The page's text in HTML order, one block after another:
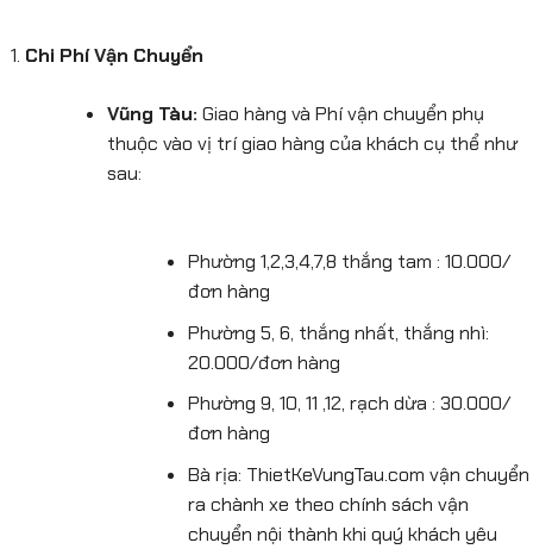
Chi Phí Vận Chuyển
Vũng Tàu: Giao hàng và Phí vận chuyển phụ
thuộc vào vị trí giao hàng của khách cụ thể như
sau:
Phường 1,2,3,4,7,8 thắng tam : 10.000/
đơn hàng
Phường 5, 6, thắng nhất, thắng nhì:
20.000/đơn hàng
Phường 9, 10, 11 ,12, rạch dừa : 30.000/
đơn hàng
Bà rịa: ThietKeVungTau.com vận chuyển
ra chành xe theo chính sách vận
chuyển nội thành khi quý khách yêu